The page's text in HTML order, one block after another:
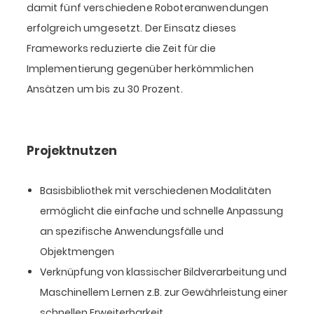
damit fünf verschiedene Roboteranwendungen
erfolgreich umgesetzt. Der Einsatz dieses
Frameworks reduzierte die Zeit für die
Implementierung gegenüber herkömmlichen
Ansätzen um bis zu 30 Prozent.
Projektnutzen
Basisbibliothek mit verschiedenen Modalitäten
ermöglicht die einfache und schnelle Anpassung
an spezifische Anwendungsfälle und
Objektmengen
Verknüpfung von klassischer Bildverarbeitung und
Maschinellem Lernen z.B. zur Gewährleistung einer